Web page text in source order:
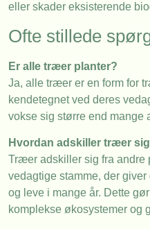
eller skader eksisterende
Ofte stillede
Er alle træer planter?
Ja, alle træer er en form for
kendetegnet ved deres
vokse sig større end mange
Hvordan adskiller træer
Træer adskiller sig fra andre
vedagtige stamme, der
og leve i mange år. Dette
komplekse økosystemer og